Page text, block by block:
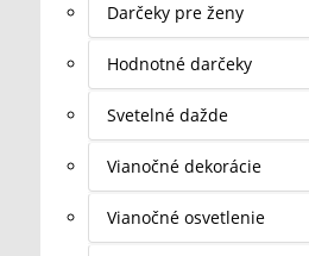
Darčeky pre ženy
Hodnotné darčeky
Svetelné dažde
Vianočné dekorácie
Vianočné osvetlenie